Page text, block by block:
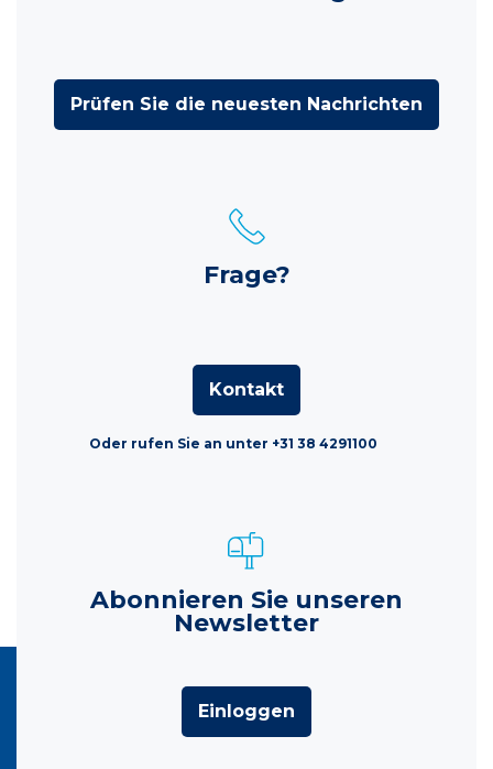
Prüfen Sie die neuesten Nachrichten
Frage?
Kontakt
Oder rufen Sie an unter +31 38 4291100
Abonnieren Sie unseren
Newsletter
Einloggen